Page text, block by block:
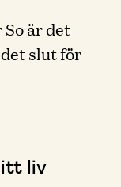
är det
slut för
liv